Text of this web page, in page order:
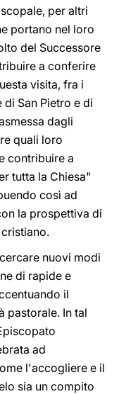
per altri
portano nel loro
del Successore
a conferire
visita, fra i
San Pietro e di
dagli
quali loro
contribuire a
tutta la Chiesa"
così ad
la prospettiva di
nuovi modi
di rapide e
il
pastorale. In tal
ad
l'accogliere e il
sia un compito